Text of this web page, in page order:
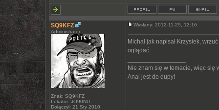
SQ9KFZ
Administrator
Znak: SQ9KFZ
Lokator: JO90NU
Dołączył: 21 Sty 2010
Wysłany: 2012-11-25, 12:16
Michał jak napisał Krzysiek,
oglądać.
Nie znam się w temacie, więc się
Anal jest do dupy!